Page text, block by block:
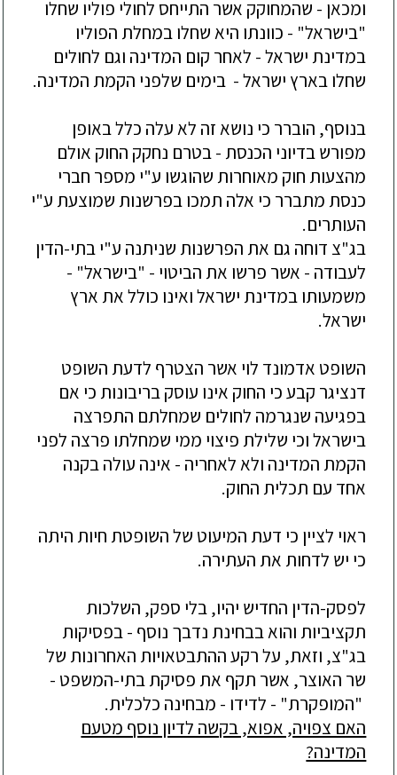
ומכאן - שהמחוקק אשר התייחס לחולי פוליו שחלו
"בישראל" - כוונתו היא שחלו במחלת הפוליו
במדינת ישראל - לאחר קום המדינה וגם לחולים
שחלו בארץ ישראל - בימים שלפני הקמת המדינה.
בנוסף, הוברר כי נושא זה לא עלה כלל באופן
מפורש בדיוני הכנסת - בטרם נחקק החוק אולם
מהצעות חוק מאוחרות שהוגשו ע"י מספר חברי
כנסת מתברר כי אלה תמכו בפרשנות שמוצעת ע"י
העותרים.
בג"צ דוחה גם את הפרשנות שניתנה ע"י בתי-הדין
לעבודה - אשר פרשו את הביטוי - "בישראל" -
משמעותו במדינת ישראל ואינו כולל את ארץ
ישראל.
השופט אדמונד לוי אשר הצטרף לדעת השופט
דנציגר קבע כי החוק אינו עוסק בריבונות כי אם
בפגיעה שנגרמה לחולים שמחלתם התפרצה
בישראל וכי שלילת פיצוי ממי שמחלתו פרצה לפני
הקמת המדינה ולא לאחריה - אינה עולה בקנה
אחד עם תכלית החוק.
ראוי לציין כי דעת המיעוט של השופטת חיות היתה
כי יש לדחות את העתירה.
לפסק-הדין החדיש יהיו, בלי ספק, השלכות
תקציביות והוא בבחינת נדבך נוסף - בפסיקות
בג"צ, וזאת, על רקע ההתבטאויות האחרונות של
שר האוצר, אשר תקף את פסיקת בתי-המשפט -
"המופקרת" - לדידו - מבחינה כלכלית.
האם צפויה, אפוא, בקשה לדיון נוסף מטעם
המדינה?